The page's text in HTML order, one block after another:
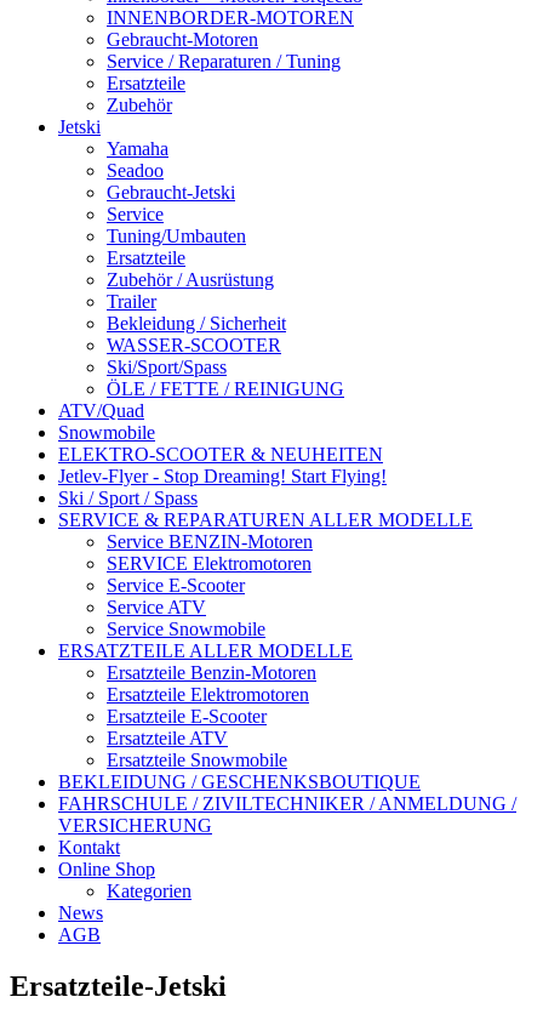
INNENBORDER-MOTOREN
Gebraucht-Motoren
Service / Reparaturen / Tuning
Ersatzteile
Zubehör
Jetski
Yamaha
Seadoo
Gebraucht-Jetski
Service
Tuning/Umbauten
Ersatzteile
Zubehör / Ausrüstung
Trailer
Bekleidung / Sicherheit
WASSER-SCOOTER
Ski/Sport/Spass
ÖLE / FETTE / REINIGUNG
ATV/Quad
Snowmobile
ELEKTRO-SCOOTER & NEUHEITEN
Jetlev-Flyer - Stop Dreaming! Start Flying!
Ski / Sport / Spass
SERVICE & REPARATUREN ALLER MODELLE
Service BENZIN-Motoren
SERVICE Elektromotoren
Service E-Scooter
Service ATV
Service Snowmobile
ERSATZTEILE ALLER MODELLE
Ersatzteile Benzin-Motoren
Ersatzteile Elektromotoren
Ersatzteile E-Scooter
Ersatzteile ATV
Ersatzteile Snowmobile
BEKLEIDUNG / GESCHENKSBOUTIQUE
FAHRSCHULE / ZIVILTECHNIKER / ANMELDUNG /
VERSICHERUNG
Kontakt
Online Shop
Kategorien
News
AGB
Ersatzteile-Jetski